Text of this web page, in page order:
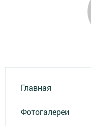
Главная
Фотогалереи